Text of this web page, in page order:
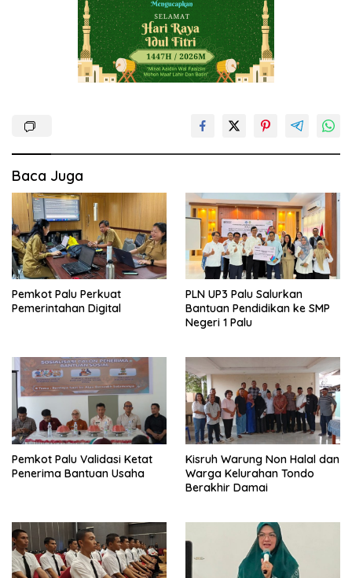
Baca Juga
Pemkot Palu Perkuat
Pemerintahan Digital
PLN UP3 Palu Salurkan
Bantuan Pendidikan ke SMP
Negeri 1 Palu
Pemkot Palu Validasi Ketat
Penerima Bantuan Usaha
Kisruh Warung Non Halal dan
Warga Kelurahan Tondo
Berakhir Damai